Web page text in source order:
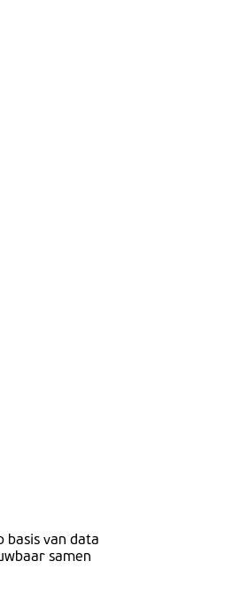
basis van data
samen